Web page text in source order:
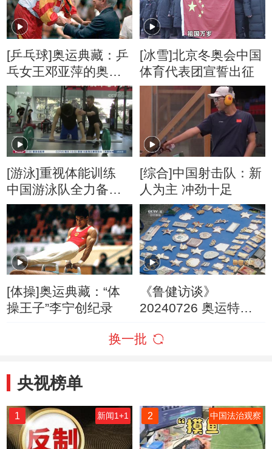
[乒乓球]奥运典藏：乒
乓女王邓亚萍的奥运
故事
[冰雪]北京冬奥会中国
体育代表团宣誓出征
[游泳]重视体能训练
中国游泳队全力备战
东京奥运
[综合]中国射击队：新
人为主 冲劲十足
[体操]奥运典藏：“体
操王子”李宁创纪录
《鲁健访谈》
20240726 奥运特别
话邓亚萍
换一批
央视榜单
1 新闻1+1 2 中国法治观察